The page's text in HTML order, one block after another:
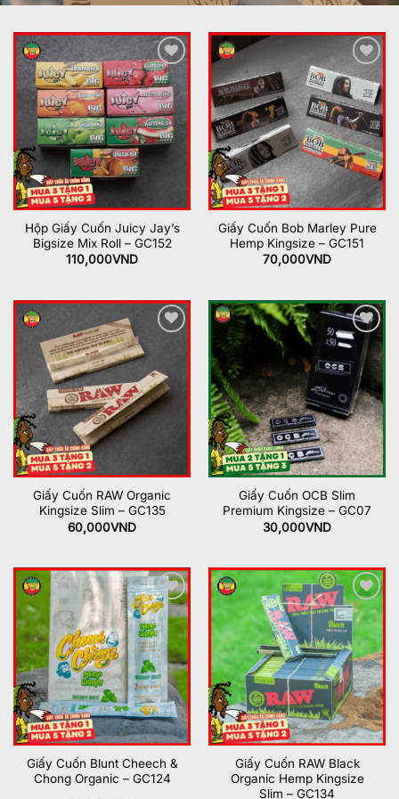
Add to
wishlist
Hộp Giấy Cuốn Juicy Jay’s
Bigsize Mix Roll – GC152
110,000VND
Add to
wishlist
Giấy Cuốn Bob Marley Pure
Hemp Kingsize – GC151
70,000VND
Add to
wishlist
Giấy Cuốn RAW Organic
Kingsize Slim – GC135
60,000VND
Add to
wishlist
Giấy Cuốn OCB Slim
Premium Kingsize – GC07
30,000VND
Add to
wishlist
Giấy Cuốn Blunt Cheech &
Chong Organic – GC124
Add to
wishlist
Giấy Cuốn RAW Black
Organic Hemp Kingsize
Slim – GC134